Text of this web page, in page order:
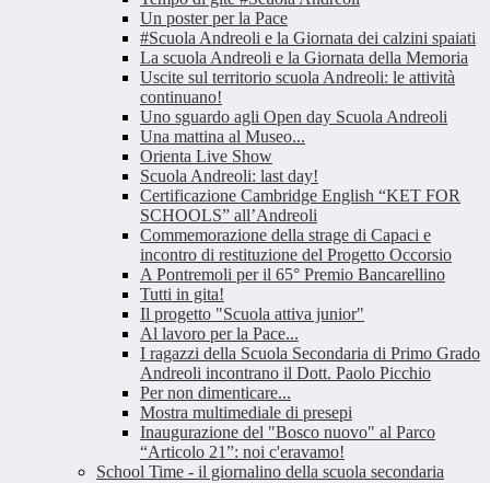
Un poster per la Pace
#Scuola Andreoli e la Giornata dei calzini spaiati
La scuola Andreoli e la Giornata della Memoria
Uscite sul territorio scuola Andreoli: le attività
continuano!
Uno sguardo agli Open day Scuola Andreoli
Una mattina al Museo...
Orienta Live Show
Scuola Andreoli: last day!
Certificazione Cambridge English “KET FOR
SCHOOLS” all’Andreoli
Commemorazione della strage di Capaci e
incontro di restituzione del Progetto Occorsio
A Pontremoli per il 65° Premio Bancarellino
Tutti in gita!
Il progetto "Scuola attiva junior"
Al lavoro per la Pace...
I ragazzi della Scuola Secondaria di Primo Grado
Andreoli incontrano il Dott. Paolo Picchio
Per non dimenticare...
Mostra multimediale di presepi
Inaugurazione del "Bosco nuovo" al Parco
“Articolo 21”: noi c'eravamo!
School Time - il giornalino della scuola secondaria